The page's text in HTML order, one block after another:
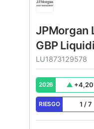
JPMorgan
GBP
LU1873129578
2026 +4,20
RIESGO 1 /7